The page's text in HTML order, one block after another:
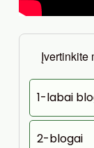
Įvertinkite
1-labai
2-blogai